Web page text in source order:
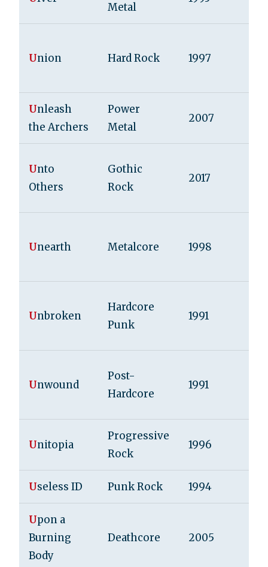
Metal
Union Hard Rock 1997
Unleash
the Archers
Power
Metal
2007
Unto
Others
Gothic
Rock
2017
Unearth Metalcore 1998
Unbroken
Hardcore
Punk
1991
Unwound
Post-
Hardcore
1991
Unitopia
Progressive
Rock
1996
Useless ID Punk Rock 1994
Upon a
Burning
Body
Deathcore 2005